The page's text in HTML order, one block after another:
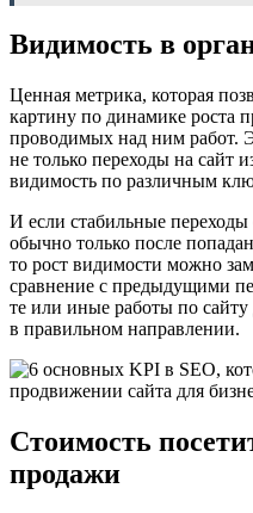
Видимость в
Ценная метрика, которая
картину по динамике роста
проводимых над ним работ.
не только переходы на сайт
видимость по различным
И если стабильные переходы
обычно только после
то рост видимости можно
сравнение с предыдущими
те или иные работы по сайту
в правильном направлении.
Стоимость
продажи